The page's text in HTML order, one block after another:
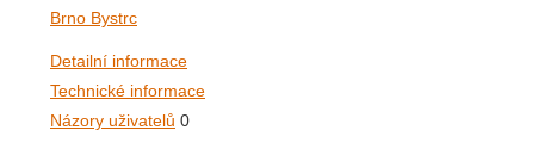
Brno Bystrc
Detailní informace
Technické informace
Názory uživatelů 0